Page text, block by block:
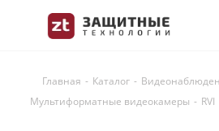
Главная - Каталог -
Мультиформатные видеокамеры - RVI